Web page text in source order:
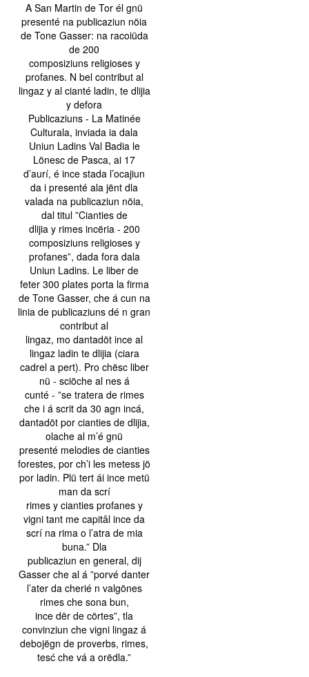
A San Martin de Tor él gnü
presenté na publicaziun nöia
de Tone Gasser: na racoiüda
de 200
composiziuns religioses y
profanes. N bel contribut al
lingaz y al cianté ladin, te dlijia
y defora
Publicaziuns - La Matinée
Culturala, inviada ia dala
Uniun Ladins Val Badia le
Lönesc de Pasca, ai 17
d’aurí, é ince stada l’ocajiun
da i presenté ala jënt dla
valada na publicaziun nöia,
dal titul ”Cianties de
dlijia y rimes incëria - 200
composiziuns religioses y
profanes”, dada fora dala
Uniun Ladins. Le liber de
feter 300 plates porta la firma
de Tone Gasser, che á cun na
linia de publicaziuns dé n gran
contribut al
lingaz, mo dantadöt ince al
lingaz ladin te dlijia (ciara
cadrel a pert). Pro chësc liber
nü - sciöche al nes á
cunté - ”se tratera de rimes
che i á scrit da 30 agn incá,
dantadöt por cianties de dlijia,
olache al m’é gnü
presenté melodies de cianties
forestes, por ch’i les metess jö
por ladin. Plü tert ái ince metü
man da scrí
rimes y cianties profanes y
vigni tant me capitâl ince da
scrí na rima o l’atra de mia
buna.” Dla
publicaziun en general, dij
Gasser che al á ”porvé danter
l’ater da cherié n valgönes
rimes che sona bun,
ince dër de cörtes”, tla
convinziun che vigni lingaz á
debojëgn de proverbs, rimes,
tesć che vá a orëdla.”